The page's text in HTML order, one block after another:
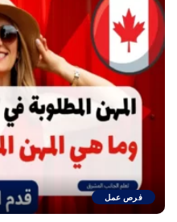
فرص عمل